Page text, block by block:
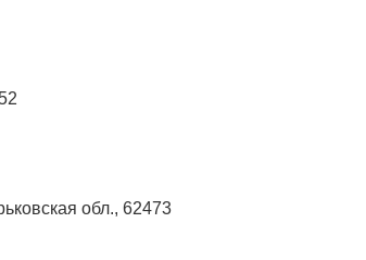
обл., 62473